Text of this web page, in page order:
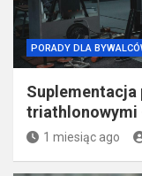
PORADY DLA
Suplementacja
triathlonowymi
1 miesiąc ago